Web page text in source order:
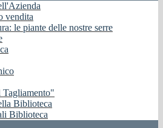
vendita
le piante delle nostre serre
Biblioteca
Biblioteca